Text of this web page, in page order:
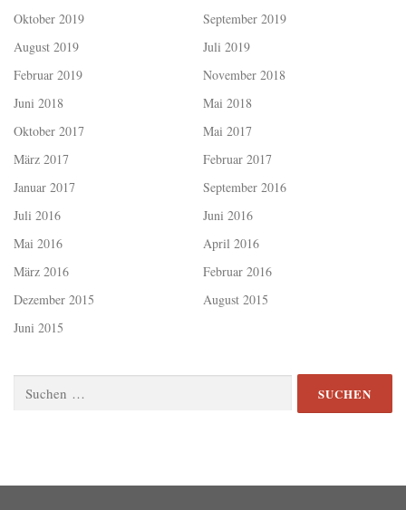
Oktober 2019
September 2019
August 2019
Juli 2019
Februar 2019
November 2018
Juni 2018
Mai 2018
Oktober 2017
Mai 2017
März 2017
Februar 2017
Januar 2017
September 2016
Juli 2016
Juni 2016
Mai 2016
April 2016
März 2016
Februar 2016
Dezember 2015
August 2015
Juni 2015
nach: